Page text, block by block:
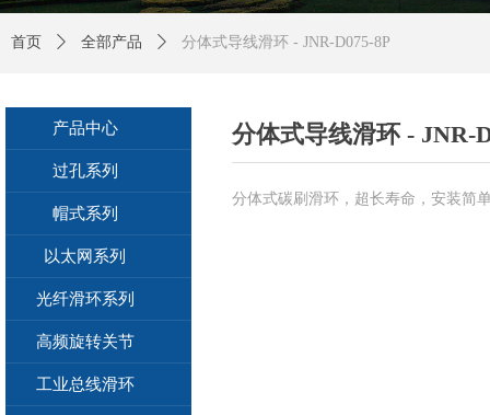
分体式导线滑环 - JNR-
分体式碳刷滑环，超长寿命，安装简
首页 ꄲ 全部产品 ꄲ 分体式导线滑环 - JNR-D075-8P
产品中心
过孔系列
帽式系列
以太网系列
光纤滑环系列
高频旋转关节
工业总线滑环